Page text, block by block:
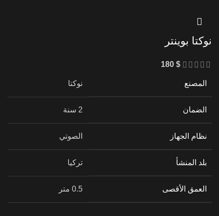
نوكتا بوينتر
180 $
المصنع نوكتا
الضمان 2 سنة
نظام الجهاز الصوتي
بلد المنشأ تركيا
العمق الأقصى 0.5 متر